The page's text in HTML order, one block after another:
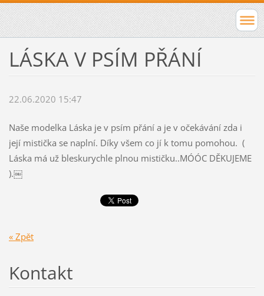
LÁSKA V PSÍM PŘÁNÍ
22.06.2020 15:47
Naše modelka Láska je v psím přání a je v očekávání zda i
její mistička se naplní. Díky všem co jí k tomu pomohou. (
Láska má už bleskurychle plnou mističku..MÓÓC DĚKUJEME
).￼
« Zpět
Kontakt